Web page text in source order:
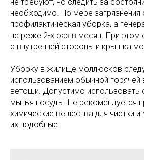
необходимо. По мере загрязнения
профилактическая уборка, а
не реже 2-х раз в месяц. При этом
с внутренней стороны и крышка
Уборку в жилище моллюсков
использованием обычной горячей
ветоши. Допустимо использовать
мытья посуды. Не рекомендуется
химические вещества для чистки
их подобные.